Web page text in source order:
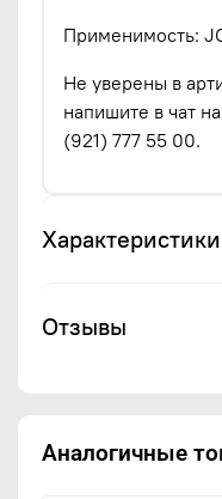
Применимость:
Не уверены в
напишите в чат
(921) 777 55 00.
Характеристики
Отзывы
Аналогичные